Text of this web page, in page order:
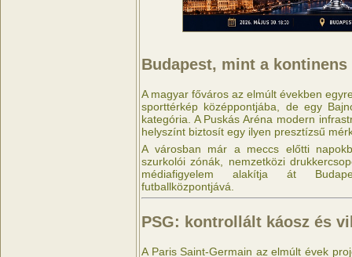
Budapest, mint a
A magyar főváros az elmúlt években
sporttérkép középpontjába, de egy
kategória. A Puskás Aréna modern
helyszínt biztosít egy ilyen presztízsű
A városban már a meccs előtti
szurkolói zónák, nemzetközi
médiafigyelem alakítja át
futballközpontjává.
PSG: kontrollált káosz és
A Paris Saint-Germain az elmúlt évek